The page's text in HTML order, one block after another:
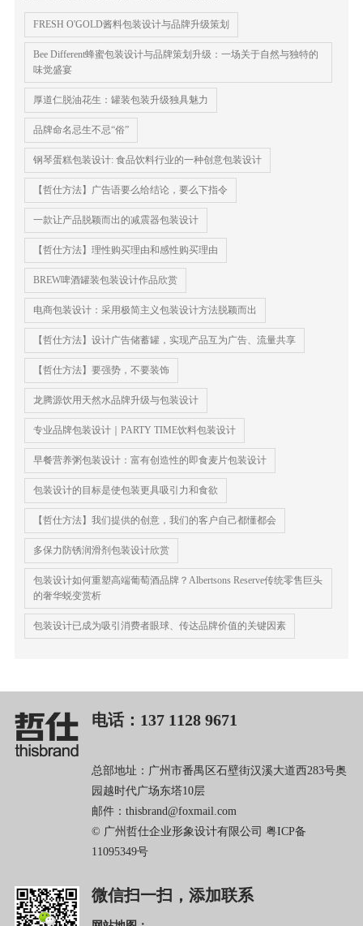
FRESH O'GOLD酱料包装设计与品牌升级策划
Bee Different蜂蜜包装设计与品牌策划升级：一场关于自然与独特的
味觉盛宴
厚道仁脱油花生：罐装包装升级独具魅力
品牌命名忌生不忌“俗”
钢琴蛋糕包装设计​: 食品饮料行业的一种创意包装设计
【哲仕方法】广告语要么给结论，要么下指令
一款让产品脱颖而出的减震器包装设计
【哲仕方法】理性购买理由和感性购买理由
BREW啤酒罐装包装设计作品欣赏
电商包装设计：采用极简主义包装设计方法脱颖而出
【哲仕方法】设计广告储蓄罐，实现产品互为广告、流量共享
【哲仕方法】要强势，不要装饰
龙腾源饮用天然水品牌升级与包装设计
专业品牌包装设计｜PARTY TIME饮料包装设计
早餐营养粥包装设计：富有创造性的即食麦片包装设计
包装设计的目标是使包装更具吸引力和食欲
【哲仕方法】我们提供的创意，我们的客户自己都懂都会
多保力防锈润滑剂包装设计欣赏
包装设计如何重塑高端葡萄酒品牌？Albertsons Reserve传统零售巨头
的奢华蜕变赏析
包装设计已成为吸引消费者眼球、传达品牌价值的关键因素
电话：137 1128 9671
总部地址：广州市番禺区石壁街汉溪大道西283号奥
园越时代广场东塔10层
邮件：thisbrand@foxmail.com
© 广州哲仕企业形象设计有限公司 粤ICP备
11095349号
微信扫一扫，添加联系